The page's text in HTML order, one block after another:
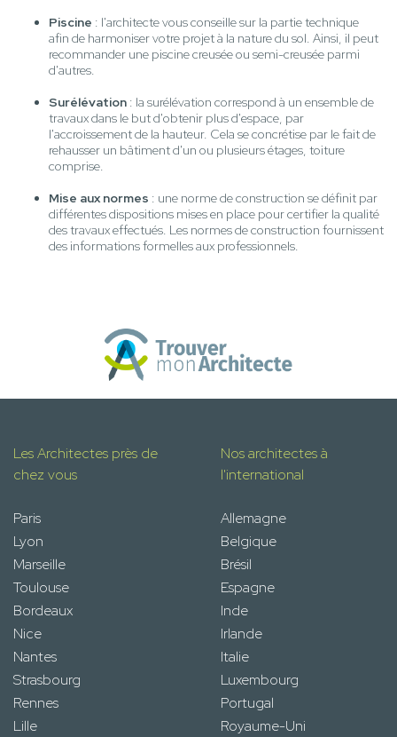
Piscine : l'architecte vous conseille sur la partie technique
afin de harmoniser votre projet à la nature du sol. Ainsi, il peut
recommander une piscine creusée ou semi-creusée parmi
d'autres.
Surélévation : la surélévation correspond à un ensemble de
travaux dans le but d'obtenir plus d'espace, par
l'accroissement de la hauteur. Cela se concrétise par le fait de
rehausser un bâtiment d'un ou plusieurs étages, toiture
comprise.
Mise aux normes : une norme de construction se définit par
différentes dispositions mises en place pour certifier la qualité
des travaux effectués. Les normes de construction fournissent
des informations formelles aux professionnels.
Les Architectes près de
chez vous
Paris
Lyon
Marseille
Toulouse
Bordeaux
Nice
Nantes
Strasbourg
Rennes
Lille
Nos architectes à
l'international
Allemagne
Belgique
Brésil
Espagne
Inde
Irlande
Italie
Luxembourg
Portugal
Royaume-Uni